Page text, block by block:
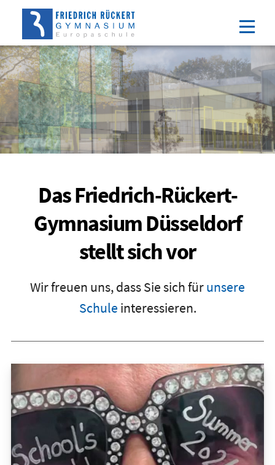
Direkt
Inhalt
(Eingabetaste)
Direkt
Hauptmenu
(Eingabetaste)
Direkt
Suche
(Eingabetaste)
Direkt
Footer
(Eingabetaste)
Das Friedrich-Rückert-
Gymnasium Düsseldorf
stellt sich vor
Wir freuen uns, dass Sie sich fürunsere
Schule interessieren.